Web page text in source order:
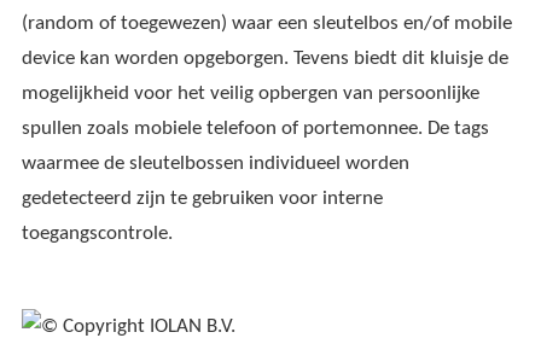
(random of toegewezen) waar een sleutelbos en/of mobile
device kan worden opgeborgen. Tevens biedt dit kluisje de
mogelijkheid voor het veilig opbergen van persoonlijke
spullen zoals mobiele telefoon of portemonnee. De tags
waarmee de sleutelbossen individueel worden
gedetecteerd zijn te gebruiken voor interne
toegangscontrole.